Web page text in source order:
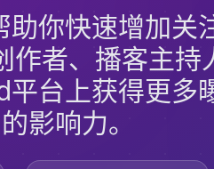
你快速增加关
者、播客主
台上获得更多
影响力。